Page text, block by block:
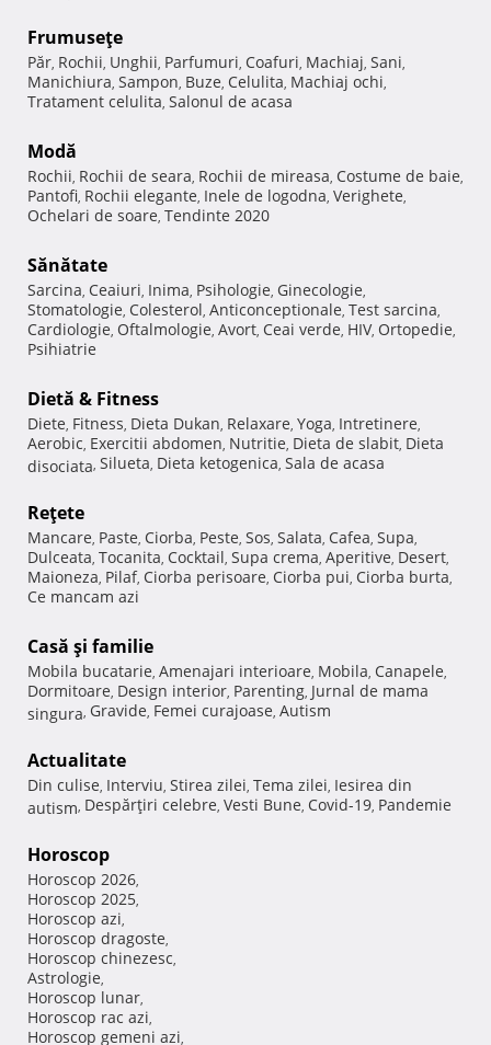
Frumuseţe
Păr, Rochii, Unghii, Parfumuri, Coafuri, Machiaj, Sani,
Manichiura, Sampon, Buze, Celulita, Machiaj ochi,
Tratament celulita, Salonul de acasa
Modă
Rochii, Rochii de seara, Rochii de mireasa, Costume de baie,
Pantofi, Rochii elegante, Inele de logodna, Verighete,
Ochelari de soare, Tendinte 2020
Sănătate
Sarcina, Ceaiuri, Inima, Psihologie, Ginecologie,
Stomatologie, Colesterol, Anticonceptionale, Test sarcina,
Cardiologie, Oftalmologie, Avort, Ceai verde, HIV, Ortopedie,
Psihiatrie
Dietă & Fitness
Diete, Fitness, Dieta Dukan, Relaxare, Yoga, Intretinere,
Aerobic, Exercitii abdomen, Nutritie, Dieta de slabit, Dieta
disociata, Silueta, Dieta ketogenica, Sala de acasa
Reţete
Mancare, Paste, Ciorba, Peste, Sos, Salata, Cafea, Supa,
Dulceata, Tocanita, Cocktail, Supa crema, Aperitive, Desert,
Maioneza, Pilaf, Ciorba perisoare, Ciorba pui, Ciorba burta,
Ce mancam azi
Casă şi familie
Mobila bucatarie, Amenajari interioare, Mobila, Canapele,
Dormitoare, Design interior, Parenting, Jurnal de mama
singura, Gravide, Femei curajoase, Autism
Actualitate
Din culise, Interviu, Stirea zilei, Tema zilei, Iesirea din
autism, Despărţiri celebre, Vesti Bune, Covid-19, Pandemie
Horoscop
Horoscop 2026,
Horoscop 2025,
Horoscop azi,
Horoscop dragoste,
Horoscop chinezesc,
Astrologie,
Horoscop lunar,
Horoscop rac azi,
Horoscop gemeni azi,